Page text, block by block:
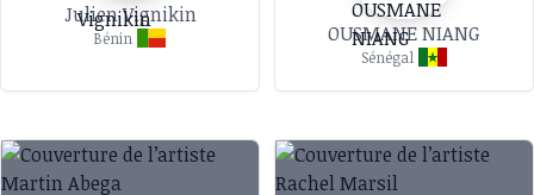
Julien Vignikin
Bénin OUSMANE NIANG
Sénégal